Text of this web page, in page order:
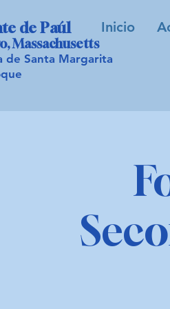
de Paúl
Massachusetts
de Santa Margarita
Inicio